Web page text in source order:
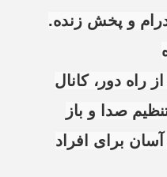
درام و پخش زنده.
دور، کانال
صدا و باز
برای افراد